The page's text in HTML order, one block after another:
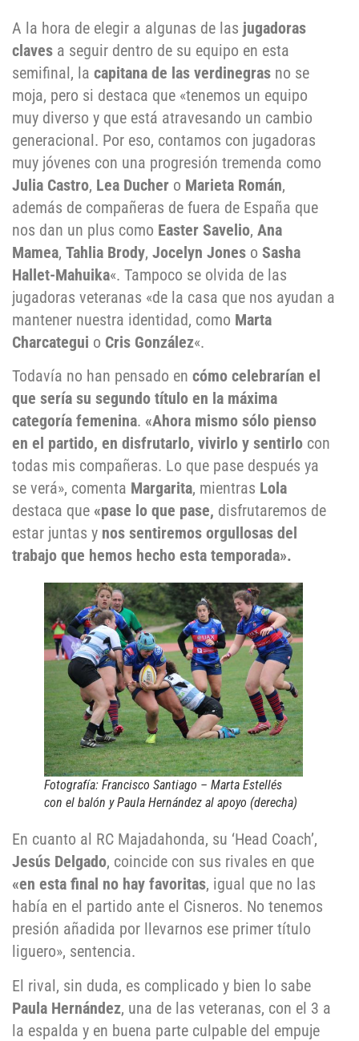
A la hora de elegir a algunas de las jugadoras
claves a seguir dentro de su equipo en esta
semifinal, la capitana de las verdinegras no se
moja, pero si destaca que «tenemos un equipo
muy diverso y que está atravesando un cambio
generacional. Por eso, contamos con jugadoras
muy jóvenes con una progresión tremenda como
Julia Castro, Lea Ducher o Marieta Román,
además de compañeras de fuera de España que
nos dan un plus como Easter Savelio, Ana
Mamea, Tahlia Brody, Jocelyn Jones o Sasha
Hallet-Mahuika«. Tampoco se olvida de las
jugadoras veteranas «de la casa que nos ayudan a
mantener nuestra identidad, como Marta
Charcategui o Cris González«.
Todavía no han pensado en cómo celebrarían el
que sería su segundo título en la máxima
categoría femenina. «Ahora mismo sólo pienso
en el partido, en disfrutarlo, vivirlo y sentirlo con
todas mis compañeras. Lo que pase después ya
se verá», comenta Margarita, mientras Lola
destaca que «pase lo que pase, disfrutaremos de
estar juntas y nos sentiremos orgullosas del
trabajo que hemos hecho esta temporada».
Fotografía: Francisco Santiago – Marta Estellés
con el balón y Paula Hernández al apoyo (derecha)
En cuanto al RC Majadahonda, su ‘Head Coach’,
Jesús Delgado, coincide con sus rivales en que
«en esta final no hay favoritas, igual que no las
había en el partido ante el Cisneros. No tenemos
presión añadida por llevarnos ese primer título
liguero», sentencia.
El rival, sin duda, es complicado y bien lo sabe
Paula Hernández, una de las veteranas, con el 3 a
la espalda y en buena parte culpable del empuje